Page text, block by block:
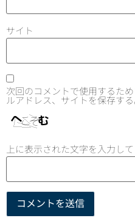
サイト
次回のコメントで使用するた
ルアドレス、サイトを保存する
上に表示された文字を入力して